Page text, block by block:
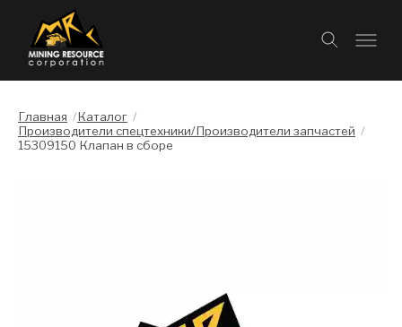
Главная /Каталог /
Производители спецтехники/Производители запчастей /
15309150 Клапан в сборе